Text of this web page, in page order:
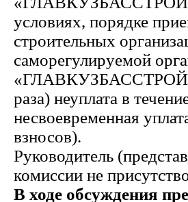
условиях, порядке
строительных
саморегулируемой
«ГЛАВКУЗБАССТРОЙ»
раза) неуплата в
несвоевременная
взносов).
Руководитель
комиссии не
В ходе обсуждения